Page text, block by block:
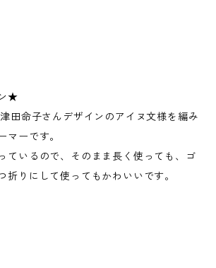
★
田命子さんデザインのアイヌ文様を編み
マーです。
ているので、そのまま長く使っても、ゴ
折りにして使ってもかわいいです。